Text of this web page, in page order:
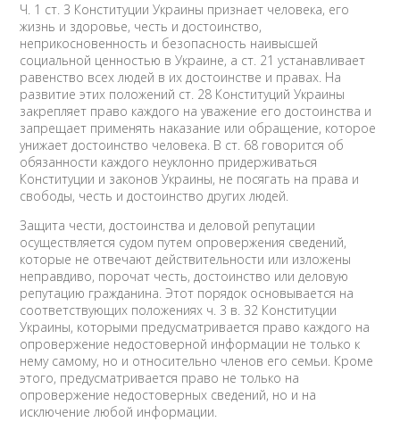
Ч. 1 ст. 3 Конституции Украины признает человека, его
жизнь и здоровье, честь и достоинство,
неприкосновенность и безопасность наивысшей
социальной ценностью в Украине, а ст. 21 устанавливает
равенство всех людей в их достоинстве и правах. На
развитие этих положений ст. 28 Конституций Украины
закрепляет право каждого на уважение его достоинства и
запрещает применять наказание или обращение, которое
унижает достоинство человека. В ст. 68 говорится об
обязанности каждого неуклонно придерживаться
Конституции и законов Украины, не посягать на права и
свободы, честь и достоинство других людей.
Защита чести, достоинства и деловой репутации
осуществляется судом путем опровержения сведений,
которые не отвечают действительности или изложены
неправдиво, порочат честь, достоинство или деловую
репутацию гражданина. Этот порядок основывается на
соответствующих положениях ч. 3 в. 32 Конституции
Украины, которыми предусматривается право каждого на
опровержение недостоверной информации не только к
нему самому, но и относительно членов его семьи. Кроме
этого, предусматривается право не только на
опровержение недостоверных сведений, но и на
исключение любой информации.